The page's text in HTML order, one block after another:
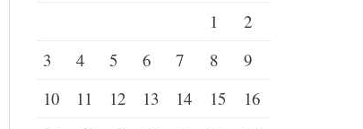
1
2
3
4 5 6 7 8
9
10
11 12 13 14 15
16